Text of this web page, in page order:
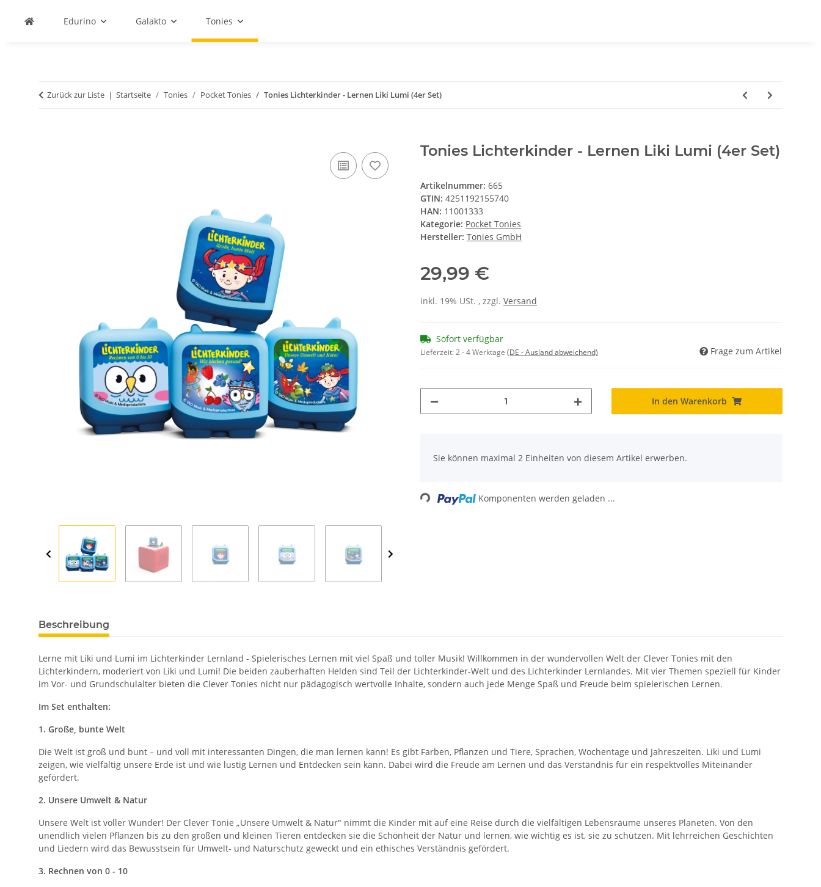
Edurino Galakto Tonies
Zurück zur Liste Startseite Tonies Pocket Tonies Tonies Lichterkinder - Lernen Liki Lumi (4er Set)
Tonies Lichterkinder - Lernen Liki Lumi (4er Set)
Artikelnummer: 665
GTIN: 4251192155740
HAN: 11001333
Kategorie: Pocket Tonies
Hersteller: Tonies GmbH
29,99 €
inkl. 19% USt. , zzgl. Versand
Sofort verfügbar
Lieferzeit:2 - 4 Werktage (DE - Ausland abweichend) Frage zum Artikel
In den Warenkorb
Sie können maximal 2 Einheiten von diesem Artikel erwerben.
Loading... Komponenten werden geladen ...
Beschreibung
Lerne mit Liki und Lumi im Lichterkinder Lernland - Spielerisches Lernen mit viel Spaß und toller Musik! Willkommen in der wundervollen Welt der Clever Tonies mit den
Lichterkindern, moderiert von Liki und Lumi! Die beiden zauberhaften Helden sind Teil der Lichterkinder-Welt und des Lichterkinder Lernlandes. Mit vier Themen speziell für Kinder
im Vor- und Grundschulalter bieten die Clever Tonies nicht nur pädagogisch wertvolle Inhalte, sondern auch jede Menge Spaß und Freude beim spielerischen Lernen.
Im Set enthalten:
1. Große, bunte Welt
Die Welt ist groß und bunt – und voll mit interessanten Dingen, die man lernen kann! Es gibt Farben, Pflanzen und Tiere, Sprachen, Wochentage und Jahreszeiten. Liki und Lumi
zeigen, wie vielfältig unsere Erde ist und wie lustig Lernen und Entdecken sein kann. Dabei wird die Freude am Lernen und das Verständnis für ein respektvolles Miteinander
gefördert.
2. Unsere Umwelt & Natur
Unsere Welt ist voller Wunder! Der Clever Tonie „Unsere Umwelt & Natur" nimmt die Kinder mit auf eine Reise durch die vielfältigen Lebensräume unseres Planeten. Von den
unendlich vielen Pflanzen bis zu den großen und kleinen Tieren entdecken sie die Schönheit der Natur und lernen, wie wichtig es ist, sie zu schützen. Mit lehrreichen Geschichten
und Liedern wird das Bewusstsein für Umwelt- und Naturschutz geweckt und ein ethisches Verständnis gefördert.
3. Rechnen von 0 - 10